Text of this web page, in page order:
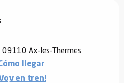
09110 Ax-les-Thermes
llegar
en tren!